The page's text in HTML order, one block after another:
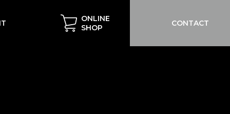
ONLINE
SHOP
CONTACT